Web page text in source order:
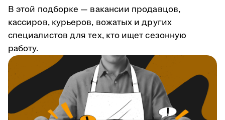
В этой подборке — вакансии продавцов,
кассиров, курьеров, вожатых и других
специалистов для тех, кто ищет сезонную
работу.